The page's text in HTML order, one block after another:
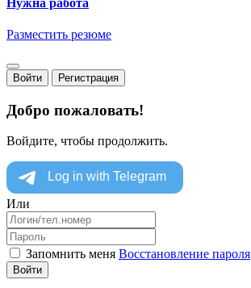
Разместить резюме
Войти Регистрация
Добро пожаловать!
Войдите, чтобы продолжить.
Или
Запомнить меня Восстановление пароля
Войти